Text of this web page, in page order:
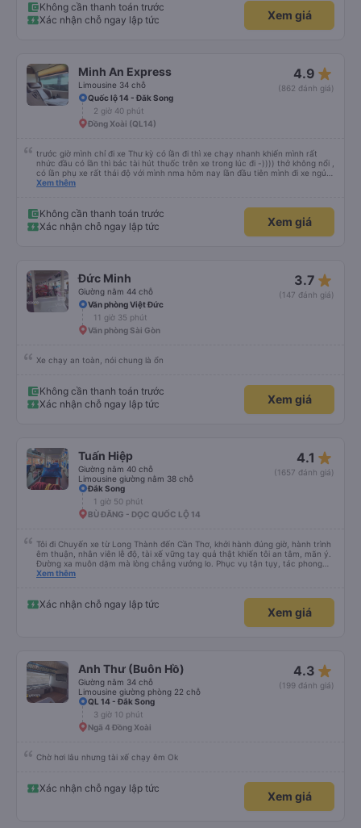
Không cần thanh toán trước
Xác nhận chỗ ngay lập tức
Xem giá
Minh An Express
Limousine 34 chỗ
4.9 star_rate
(862 đánh giá)
Quốc lộ 14 - Đăk Song
2 giờ 40 phút
Đồng Xoài (QL14)
trước giờ mình chỉ đi xe Thư kỳ có lần đi thì xe chạy nhanh khiến mình rất
nhức đầu có lần thì bác tài hút thuốc trên xe trong lúc đi -)))) thở không nổi ,
có lần phụ xe rất thái độ với mình nma hôm nay lần đầu tiên mình đi xe ngủ
rất ngon chạy êm lắm phải nói là đã bác tài và anh phụ xe còn dễ thương
Xem thêm
Không cần thanh toán trước
Xác nhận chỗ ngay lập tức
Xem giá
Đức Minh
Giường nằm 44 chỗ
3.7 star_rate
(147 đánh giá)
Văn phòng Việt Đức
11 giờ 35 phút
Văn phòng Sài Gòn
Xe chạy an toàn, nói chung là ổn
Không cần thanh toán trước
Xác nhận chỗ ngay lập tức
Xem giá
Tuấn Hiệp
Giường nằm 40 chỗ
Limousine giường nằm 38 chỗ
4.1 star_rate
(1657 đánh giá)
Đắk Song
1 giờ 50 phút
BÙ ĐĂNG - DỌC QUỐC LỘ 14
Tôi đi Chuyến xe từ Long Thành đến Cần Thơ, khởi hành đúng giờ, hành trình
êm thuận, nhân viên lễ độ, tài xế vững tay quả thật khiến tôi an tâm, mãn ý.
Đường xa muôn dặm mà lòng chẳng vướng lo. Phục vụ tận tụy, tác phong
nghiêm cẩn, hiếm thấy giữa thời buổi kim tiền vội vã. Xã hội loạn đạo. Xin gửi
Xem thêm
Xác nhận chỗ ngay lập tức
Xem giá
Anh Thư (Buôn Hồ)
Giường nằm 34 chỗ
Limousine giường phòng 22 chỗ
4.3 star_rate
(199 đánh giá)
QL 14 - Đắk Song
3 giờ 10 phút
Ngã 4 Đồng Xoài
Chờ hơi lâu nhưng tài xế chạy êm Ok
Xác nhận chỗ ngay lập tức
Xem giá